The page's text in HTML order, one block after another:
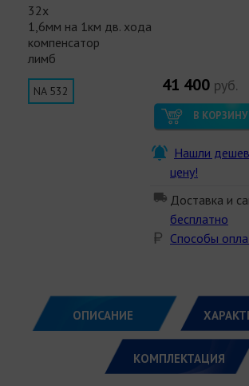
32x
1,6мм на 1км дв. хода
компенсатор
лимб
41 400 руб.
В КОРЗИНУ
Нашли
цену!
Доставка и
бесплатно
Способы
NA 532
ОПИСАНИЕ
КОМПЛЕКТАЦИЯ